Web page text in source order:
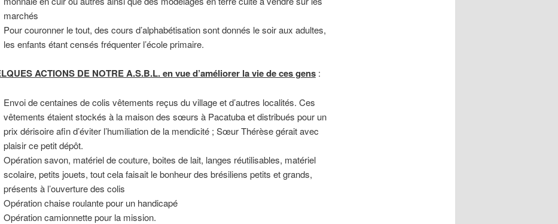
marchés
Pour couronner le tout, des cours d’alphabétisation sont donnés le soir aux adultes,
les enfants étant censés fréquenter l’école primaire.
ACTIONS DE NOTRE A.S.B.L. en vue d’améliorer la vie de ces gens:
Envoi de centaines de colis vêtements reçus du village et d’autres localités. Ces
vêtements étaient stockés à la maison des sœurs à Pacatuba et distribués pour un
prix dérisoire afin d’éviter l’humiliation de la mendicité ; Sœur Thérèse gérait avec
plaisir ce petit dépôt.
Opération savon, matériel de couture, boites de lait, langes réutilisables, matériel
scolaire, petits jouets, tout cela faisait le bonheur des brésiliens petits et grands,
présents à l’ouverture des colis
Opération chaise roulante pour un handicapé
Opération camionnette pour la mission.